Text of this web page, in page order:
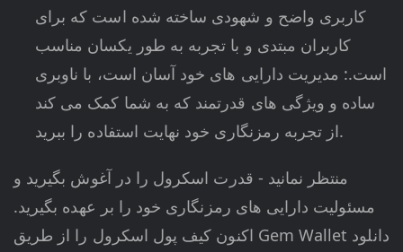
کاربری واضح و شهودی ساخته شده است که برای
کاربران مبتدی و با تجربه به طور یکسان مناسب
است.: مدیریت دارایی های خود آسان است، با ناوبری
ساده و ویژگی های قدرتمند که به شما کمک می کند
از تجربه رمزنگاری خود نهایت استفاده را ببرید.
منتظر نمانید - قدرت اسکرول را در آغوش بگیرید و
مسئولیت دارایی های رمزنگاری خود را بر عهده بگیرید.
اکنون کیف پول اسکرول را از طریق Gem Wallet دانلود